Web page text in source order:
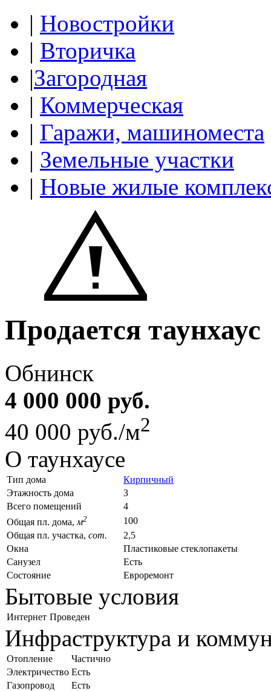
| Новостройки
| Вторичка
|Загородная
| Коммерческая
| Гаражи, машиноместа
| Земельные участки
| Новые жилые
Продается таунхаус
Обнинск
4 000 000 руб.
40 000 руб./м2
О таунхаусе
Тип дома
Кирпичный
Этажность дома
3
Всего помещений
4
Общая пл. дома, м2
100
Общая пл. участка, сот.
2,5
Окна
Пластиковые стеклопакеты
Санузел
Есть
Состояние
Евроремонт
Бытовые условия
Интернет Проведен
Инфраструктура и
Отопление
Частично
Электричество Есть
Газопровод
Есть